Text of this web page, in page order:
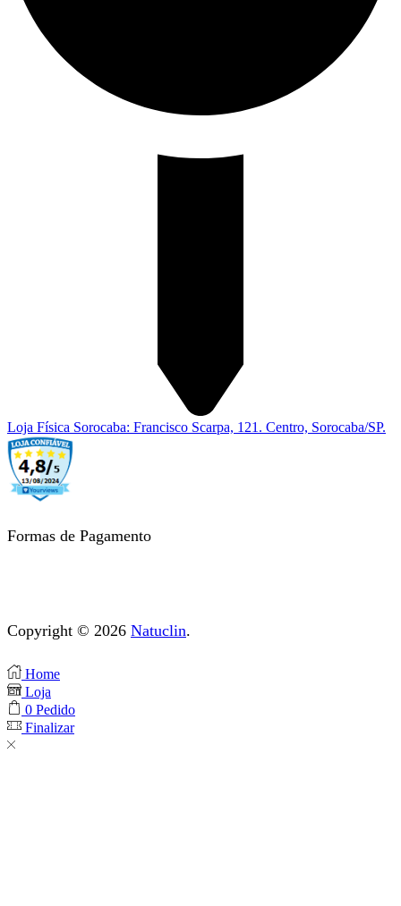
Loja Física Sorocaba: Francisco Scarpa, 121. Centro, Sorocaba/SP.
Formas de Pagamento
Copyright © 2026 Natuclin.
Home
Loja
0 Pedido
Finalizar